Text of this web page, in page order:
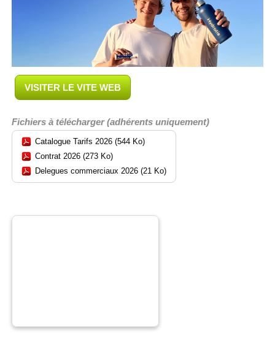
VISITER LE VITE WEB
Fichiers à télécharger (adhérents uniquement)
Catalogue Tarifs 2026 (544 Ko)
Contrat 2026 (273 Ko)
Delegues commerciaux 2026 (21 Ko)